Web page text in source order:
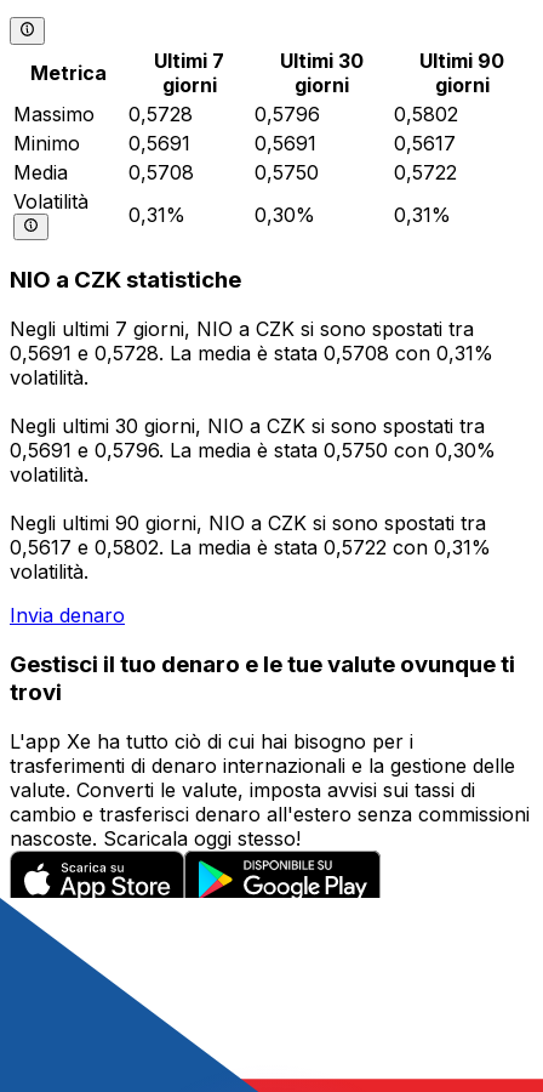
Metrica
Ultimi 7
giorni
Ultimi 30
giorni
Ultimi 90
giorni
Massimo
0,5728 0,5796
0,5802
Minimo
0,5691 0,5691
0,5617
Media
0,5708 0,5750
0,5722
Volatilità
0,31% 0,30% 0,31%
NIO a CZK statistiche
Negli ultimi 7 giorni, NIO a CZK si sono spostati tra
0,5691 e 0,5728. La media è stata 0,5708 con 0,31%
volatilità.
Negli ultimi 30 giorni, NIO a CZK si sono spostati tra
0,5691 e 0,5796. La media è stata 0,5750 con 0,30%
volatilità.
Negli ultimi 90 giorni, NIO a CZK si sono spostati tra
0,5617 e 0,5802. La media è stata 0,5722 con 0,31%
volatilità.
Invia denaro
Gestisci il tuo denaro e le tue valute ovunque ti
trovi
L'app Xe ha tutto ciò di cui hai bisogno per i
trasferimenti di denaro internazionali e la gestione delle
valute. Converti le valute, imposta avvisi sui tassi di
cambio e trasferisci denaro all'estero senza commissioni
nascoste. Scaricala oggi stesso!